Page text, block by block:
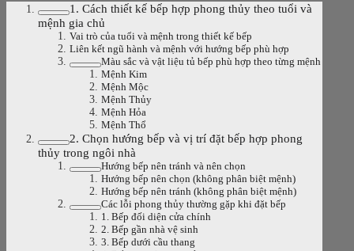
1. Cách thiết kế bếp hợp phong thủy theo tuổi và
mệnh gia chủ
Vai trò của tuổi và mệnh trong thiết kế bếp
Liên kết ngũ hành và mệnh với hướng bếp phù hợp
Màu sắc và vật liệu tủ bếp phù hợp theo từng mệnh
Mệnh Kim
Mệnh Mộc
Mệnh Thủy
Mệnh Hỏa
Mệnh Thổ
2. Chọn hướng bếp và vị trí đặt bếp hợp phong
thủy trong ngôi nhà
Hướng bếp nên tránh và nên chọn
Hướng bếp nên chọn (không phân biệt mệnh)
Hướng bếp nên tránh (không phân biệt mệnh)
Các lỗi phong thủy thường gặp khi đặt bếp
1. Bếp đối diện cửa chính
2. Bếp gần nhà vệ sinh
3. Bếp dưới cầu thang